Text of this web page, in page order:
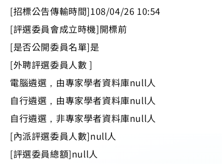
[招標公告傳輸時間]108/04/26 10:54
[評選委員會成立時機]開標前
[是否公開委員名單]是
[外聘評選委員人數 ]
電腦遴選，由專家學者資料庫null人
自行遴選，由專家學者資料庫null人
自行遴選，非專家學者資料庫null人
[內派評選委員人數]null人
[評選委員總額]null人